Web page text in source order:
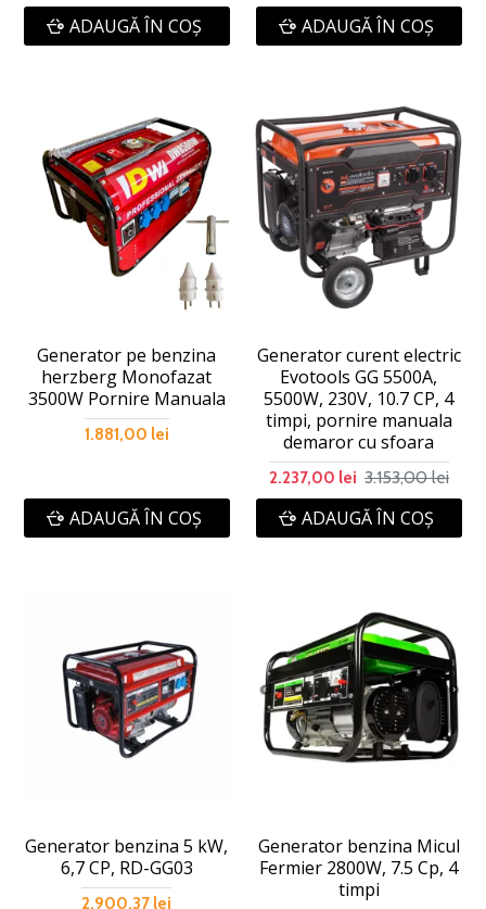
ADAUGĂ ÎN COŞ ADAUGĂ ÎN COŞ
Generator pe benzina
herzberg Monofazat
3500W Pornire Manuala
1.881,00 lei
ADAUGĂ ÎN COŞ
Generator curent electric
Evotools GG 5500A,
5500W, 230V, 10.7 CP, 4
timpi, pornire manuala
demaror cu sfoara
2.237,00 lei 3.153,00 lei
ADAUGĂ ÎN COŞ
Generator benzina 5 kW,
6,7 CP, RD-GG03
2.900,37 lei
Generator benzina Micul
Fermier 2800W, 7.5 Cp, 4
timpi